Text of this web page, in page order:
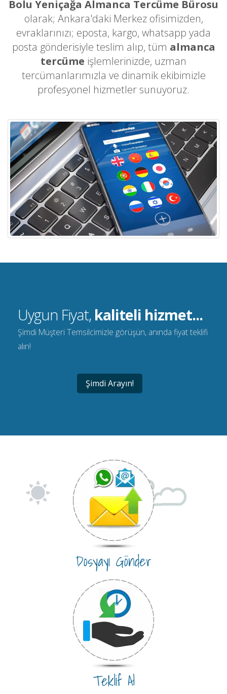
Bolu Yeniçağa Almanca Tercüme Bürosu
olarak; Ankara'daki Merkez ofisimizden,
evraklarınızı; eposta, kargo, whatsapp yada
posta gönderisiyle teslim alıp, tüm almanca
tercüme işlemlerinizde, uzman
tercümanlarımızla ve dinamik ekibimizle
profesyonel hizmetler sunuyoruz.
Uygun Fiyat, kaliteli hizmet...
Şimdi Müşteri Temsilcimizle görüşün, anında fiyat teklifi
alın!
Şimdi Arayın!
Dosyayı Gönder
Teklif Al